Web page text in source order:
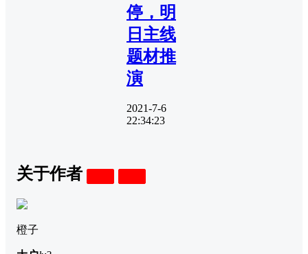
停，明
日主线
题材推
演
2021-7-6
22:34:23
关于作者
橙子